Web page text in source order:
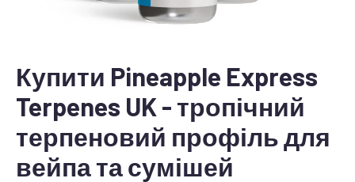
Купити Pineapple Express
Terpenes UK - тропічний
терпеновий профіль для
вейпа та сумішей